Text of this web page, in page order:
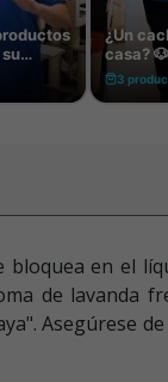
en el
de lavanda
Asegúrese